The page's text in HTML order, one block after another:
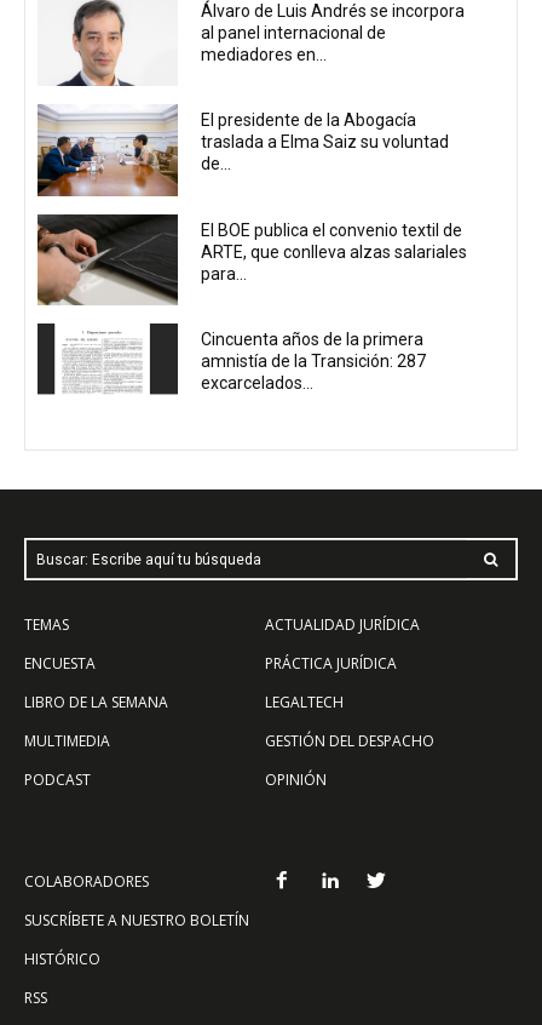
Álvaro de Luis Andrés se incorpora
al panel internacional de
mediadores en...
El presidente de la Abogacía
traslada a Elma Saiz su voluntad
de...
El BOE publica el convenio textil de
ARTE, que conlleva alzas salariales
para...
Cincuenta años de la primera
amnistía de la Transición: 287
excarcelados...
Buscar: Escribe aquí tu búsqueda
TEMAS
ENCUESTA
LIBRO DE LA SEMANA
MULTIMEDIA
PODCAST
ACTUALIDAD JURÍDICA
PRÁCTICA JURÍDICA
LEGALTECH
GESTIÓN DEL DESPACHO
OPINIÓN
COLABORADORES
SUSCRÍBETE A NUESTRO BOLETÍN
HISTÓRICO
RSS